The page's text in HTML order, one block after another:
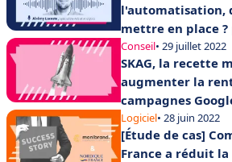
l'automatisation,
mettre en place ?
Conseil• 29 juillet 2022
SKAG, la recette
augmenter la
campagnes
Logiciel• 28 juin 2022
[Étude de cas]
France a réduit la